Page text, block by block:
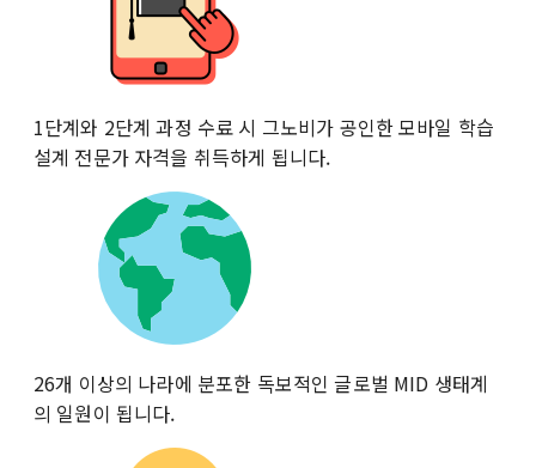
1단계와 2단계 과정 수료 시 그노비가 공인한 모바일 학습
설계 전문가 자격을 취득하게 됩니다.
26개 이상의 나라에 분포한 독보적인 글로벌 MID 생태계
의 일원이 됩니다.